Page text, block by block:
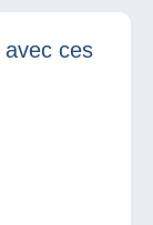
ces